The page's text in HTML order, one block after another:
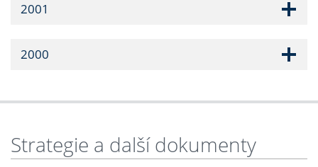
2001
2000
Strategie a další dokumenty